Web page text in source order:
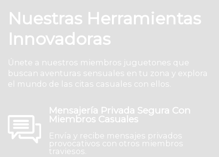
Nuestras Herramientas
Innovadoras
Únete a nuestros miembros juguetones que
buscan aventuras sensuales en tu zona y explora
el mundo de las citas casuales con ellos.
Mensajería Privada Segura Con
Miembros Casuales
Envía y recibe mensajes privados
provocativos con otros miembros
traviesos.